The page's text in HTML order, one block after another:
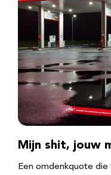
Mijn shit, jouw
Een omdenkquote die